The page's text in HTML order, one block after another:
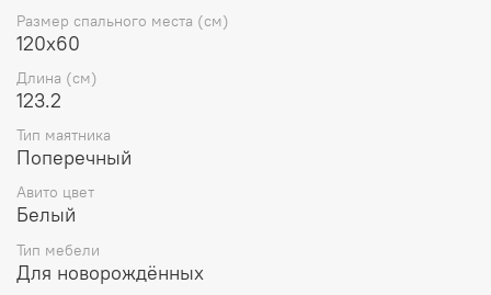
Размер спального места (см)
120x60
Длина (см)
123.2
Тип маятника
Поперечный
Авито цвет
Белый
Тип мебели
Для новорождённых